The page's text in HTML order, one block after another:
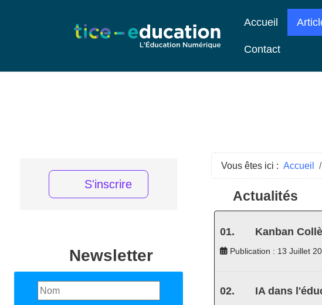
Accueil
Contact
S'inscrire
Newsletter
Vous êtes ici : Accueil
Actualités
Kanban
Publication : 13 Juillet
IA dans